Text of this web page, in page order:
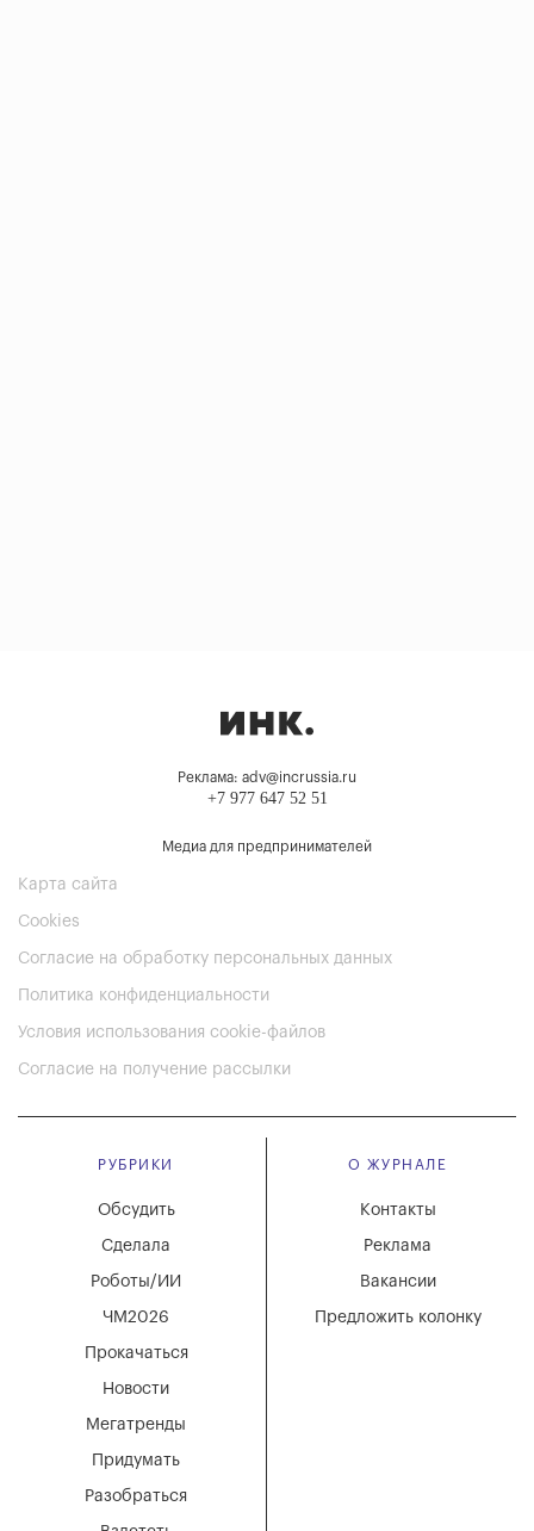
Реклама: adv@incrussia.ru
+7 977 647 52 51
Медиа для предпринимателей
Карта сайта
Cookies
Согласие на обработку персональных данных
Политика конфиденциальности
Условия использования cookie-файлов
Согласие на получение рассылки
РУБРИКИ
Мегатренды
Придумать
Разобраться
Новости
Обсудить
Сделала
Роботы/ИИ
ЧМ2026
Прокачаться
О ЖУРНАЛЕ
Вакансии
Реклама
Контакты
Предложить колонку